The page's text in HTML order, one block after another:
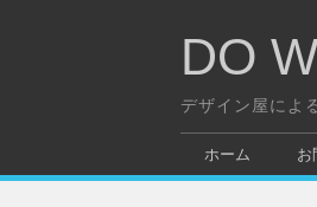
DO
デザイン屋によ
ホーム お